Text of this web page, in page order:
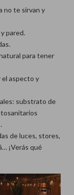
no te sirvan y
pared.
para tener
el aspecto y
substrato de
de luces, stores,
¡Verás qué